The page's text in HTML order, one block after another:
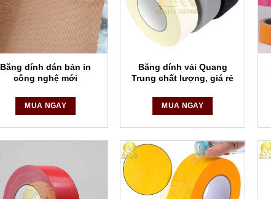
Băng dính dán bản in
công nghệ mới
MUA NGAY
Băng dính vải Quang
Trung chất lượng, giá rẻ
MUA NGAY